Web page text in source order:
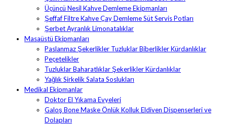
Üçüncü Nesil Kahve Demleme Ekipmanları
Şeffaf Filtre Kahve Çay Demleme Süt Servis Potları
Şerbet Ayranlık Limonatalıklar
Masaüstü Ekipmanları
Paslanmaz Şekerlikler Tuzluklar Biberlikler Kürdanlıklar
Peçetelikler
Tuzluklar Baharatlıklar Şekerlikler Kürdanlıklar
Yağlık Sirkelik Salata Soslukları
Medikal Ekipmanlar
Doktor El Yıkama Evyeleri
Galoş Bone Maske Önlük Kolluk Eldiven Dispenserleri ve
Dolapları